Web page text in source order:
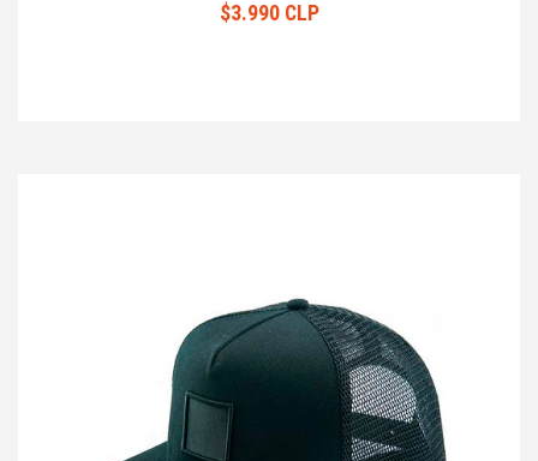
$3.990 CLP